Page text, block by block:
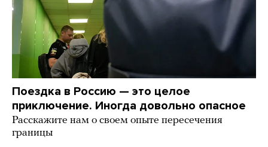
Поездка в Россию — это целое
приключение. Иногда довольно опасное
Расскажите нам о своем опыте пересечения
границы